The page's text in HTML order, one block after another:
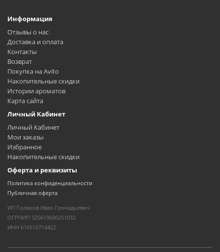
Информация
Отзывы о нас
Доставка и оплата
Контакты
Возврат
Покупка на Avito
Накопительные скидки
Истории ароматов
Карта сайта
Личный Кабинет
Личный Кабинет
Мои заказы
Избранное
Накопительные скидки
Оферта и реквизиты
Политика конфиденциальности
Публичная оферта
ИП Голиков Иван Геннадьевич
ОГРНИП 325619600251032
ИНН 616510714422